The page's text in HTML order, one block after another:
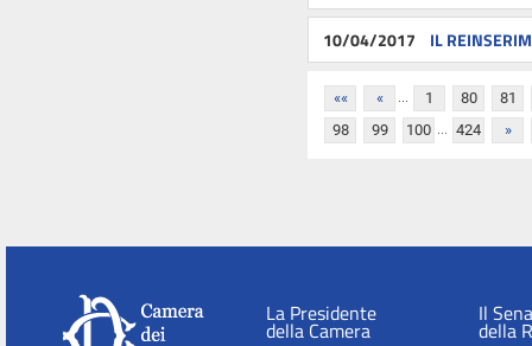
10/04/2017 IL
«« « 1
... 80
81
98
99 100 ... 424 »
La Presidente
della Camera
Il
della